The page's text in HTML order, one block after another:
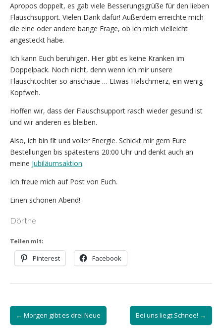
Apropos doppelt, es gab viele Besserungsgrüße für den lieben
Flauschsupport. Vielen Dank dafür! Außerdem erreichte mich
die eine oder andere bange Frage, ob ich mich vielleicht
angesteckt habe.
Ich kann Euch beruhigen. Hier gibt es keine Kranken im
Doppelpack. Noch nicht, denn wenn ich mir unsere
Flauschtochter so anschaue … Etwas Halschmerz, ein wenig
Kopfweh.
Hoffen wir, dass der Flauschsupport rasch wieder gesund ist
und wir anderen es bleiben.
Also, ich bin fit und voller Energie. Schickt mir gern Eure
Bestellungen bis spätestens 20:00 Uhr und denkt auch an
meine Jubiläumsaktion.
Ich freue mich auf Post von Euch.
Einen schönen Abend!
Dörthe
Teilen mit:
Pinterest Facebook
Post
navigation
← Morgen gibt es drei Neue Bei uns liegt Schnee! →